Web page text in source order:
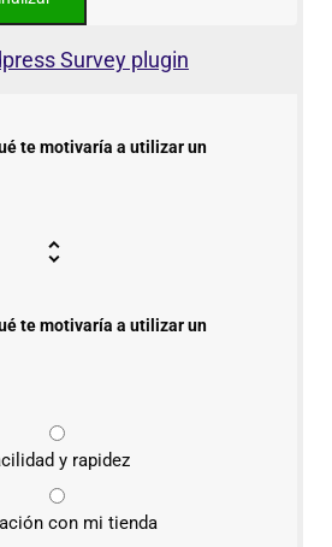
Survey plugin
te motivaría a utilizar un
te motivaría a utilizar un
y rapidez
con mi tienda